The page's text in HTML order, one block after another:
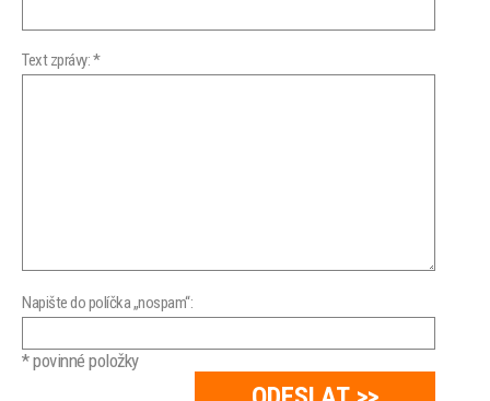
Text zprávy: *
Napište do políčka „nospam“:
* povinné položky